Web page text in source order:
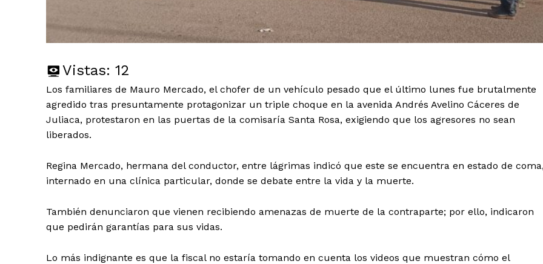
Vistas: 12
Los familiares de Mauro Mercado, el chofer de un vehículo pesado que el último lunes fue brutalmente
agredido tras presuntamente protagonizar un triple choque en la avenida Andrés Avelino Cáceres de
Juliaca, protestaron en las puertas de la comisaría Santa Rosa, exigiendo que los agresores no sean
liberados.
Regina Mercado, hermana del conductor, entre lágrimas indicó que este se encuentra en estado de
internado en una clínica particular, donde se debate entre la vida y la muerte.
También denunciaron que vienen recibiendo amenazas de muerte de la contraparte; por ello, indicaron
que pedirán garantías para sus vidas.
Lo más indignante es que la fiscal no estaría tomando en cuenta los videos que muestran cómo el